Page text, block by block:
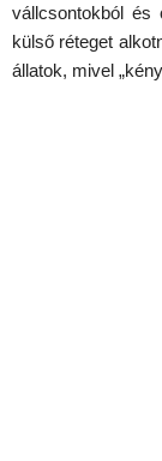
vállcsontokból és
külső réteget
állatok, mivel